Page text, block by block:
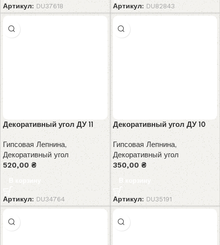
Артикул: DU37618 Артикул: DU82843
Декоративный угол ДУ 11
Гипсовая Лепнина,
Декоративный угол
520,00₴
В корзину
Артикул:DU34764
Декоративный угол ДУ 10
Гипсовая Лепнина,
Декоративный угол
350,00₴
В корзину
Артикул: DU35191